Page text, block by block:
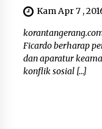
Kam Apr 7 ,
Ficardo berharap
dan aparatur
konflik sosial […]